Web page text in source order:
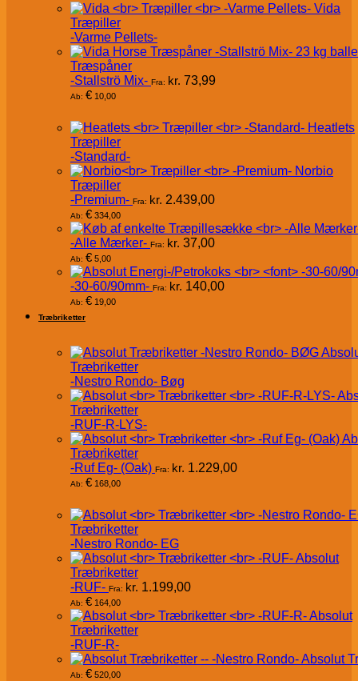
Vida
Træpiller
-Varme Pellets-
Træspåner
-Stallströ Mix- Fra: kr. 73,99
Ab: € 10,00
Heatlets
Træpiller
-Standard-
Norbio
Træpiller
-Premium- Fra: kr. 2.439,00
Ab: € 334,00
-Alle Mærker- Fra: kr. 37,00
Ab: € 5,00
-30-60/90mm- Fra: kr. 140,00
Ab: € 19,00
Træbriketter
Træbriketter
-Nestro Rondo- Bøg
Træbriketter
-RUF-R-LYS-
Træbriketter
-Ruf Eg- (Oak) Fra: kr. 1.229,00
Ab: € 168,00
Træbriketter
-Nestro Rondo- EG
Absolut
Træbriketter
-RUF- Fra: kr. 1.199,00
Ab: € 164,00
Absolut
Træbriketter
-RUF-R-
Absolut
Ab: € 520,00